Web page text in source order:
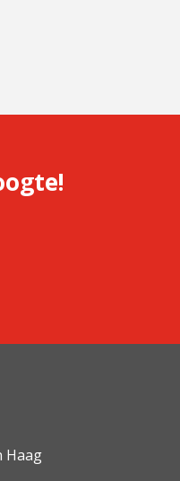
Haag